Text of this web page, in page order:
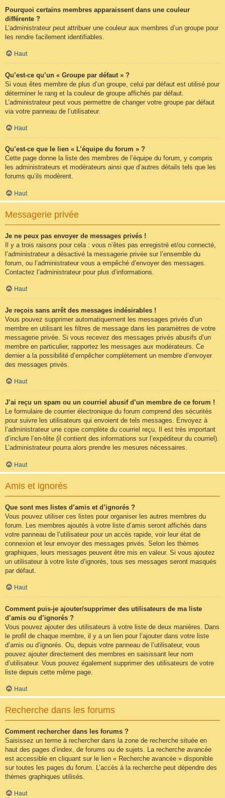
Pourquoi certains membres apparaissent dans une couleur
différente ?
L’administrateur peut attribuer une couleur aux membres d’un groupe pour
les rendre facilement identifiables.
Haut
Qu’est-ce qu’un « Groupe par défaut » ?
Si vous êtes membre de plus d’un groupe, celui par défaut est utilisé pour
déterminer le rang et la couleur de groupe affichés par défaut.
L’administrateur peut vous permettre de changer votre groupe par défaut
via votre panneau de l’utilisateur.
Haut
Qu’est-ce que le lien « L’équipe du forum » ?
Cette page donne la liste des membres de l’équipe du forum, y compris
les administrateurs et modérateurs ainsi que d’autres détails tels que les
forums qu’ils modèrent.
Haut
Messagerie privée
Je ne peux pas envoyer de messages privés !
Il y a trois raisons pour cela : vous n’êtes pas enregistré et/ou connecté,
l’administrateur a désactivé la messagerie privée sur l’ensemble du
forum, ou l’administrateur vous a empêché d’envoyer des messages.
Contactez l’administrateur pour plus d’informations.
Haut
Je reçois sans arrêt des messages indésirables !
Vous pouvez supprimer automatiquement les messages privés d’un
membre en utilisant les filtres de message dans les paramètres de votre
messagerie privée. Si vous recevez des messages privés abusifs d’un
membre en particulier, rapportez les messages aux modérateurs. Ce
dernier a la possibilité d’empêcher complètement un membre d’envoyer
des messages privés.
Haut
J’ai reçu un spam ou un courriel abusif d’un membre de ce forum !
Le formulaire de courrier électronique du forum comprend des sécurités
pour suivre les utilisateurs qui envoient de tels messages. Envoyez à
l’administrateur une copie complète du courriel reçu. Il est très important
d’inclure l’en-tête (il contient des informations sur l’expéditeur du courriel).
L’administrateur pourra alors prendre les mesures nécessaires.
Haut
Amis et ignorés
Que sont mes listes d’amis et d’ignorés ?
Vous pouvez utiliser ces listes pour organiser les autres membres du
forum. Les membres ajoutés à votre liste d’amis seront affichés dans
votre panneau de l’utilisateur pour un accès rapide, voir leur état de
connexion et leur envoyer des messages privés. Selon les thèmes
graphiques, leurs messages peuvent être mis en valeur. Si vous ajoutez
un utilisateur à votre liste d’ignorés, tous ses messages seront masqués
par défaut.
Haut
Comment puis-je ajouter/supprimer des utilisateurs de ma liste
d’amis ou d’ignorés ?
Vous pouvez ajouter des utilisateurs à votre liste de deux manières. Dans
le profil de chaque membre, il y a un lien pour l’ajouter dans votre liste
d’amis ou d’ignorés. Ou, depuis votre panneau de l’utilisateur, vous
pouvez ajouter directement des membres en saisissant leur nom
d’utilisateur. Vous pouvez également supprimer des utilisateurs de votre
liste depuis cette même page.
Haut
Recherche dans les forums
Comment rechercher dans les forums ?
Saisissez un terme à rechercher dans la zone de recherche située en
haut des pages d’index, de forums ou de sujets. La recherche avancée
est accessible en cliquant sur le lien « Recherche avancée » disponible
sur toutes les pages du forum. L’accès à la recherche peut dépendre des
thèmes graphiques utilisés.
Haut